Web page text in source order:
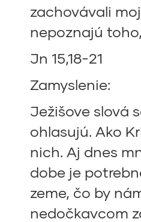
zachovávali
nepoznajú
Jn 15,18-21
Zamyslenie:
Ježišove slová
ohlasujú. Ako
nich. Aj dnes
dobe je
zeme, čo by
nedočkavcom